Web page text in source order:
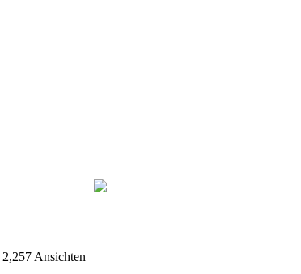
2,257 Ansichten